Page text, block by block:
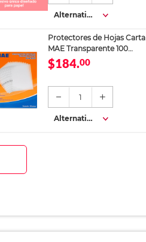
Alternativa
Protectores de Hojas Carta
MAE Transparente 100
piezas
$184.00
1
Alternativa